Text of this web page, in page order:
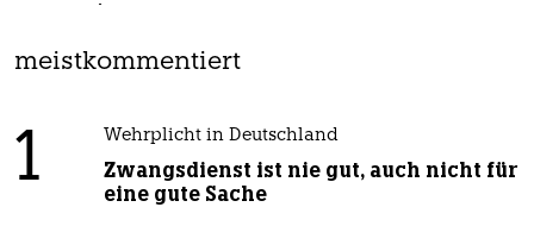
meistkommentiert
1 Wehrplicht in Deutschland
Zwangsdienst ist nie gut, auch nicht für
eine gute Sache